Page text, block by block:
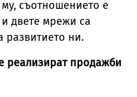
съотношението е
двете мрежи са
развитието ни.
реализират продажби